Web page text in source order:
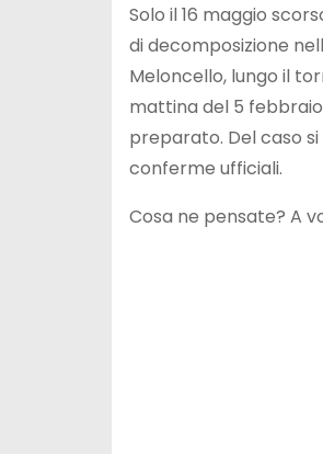
Solo il 16 maggio
di decomposizione
Meloncello, lungo il
mattina del 5
preparato. Del caso
conferme ufficiali.
Cosa ne pensate? A